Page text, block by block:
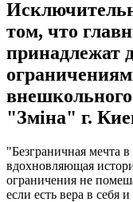
том, что
принадлежат
внешкольного
"Зміна" г.
"Безграничная мечта
вдохновляющая
ограничения не
если есть вера в